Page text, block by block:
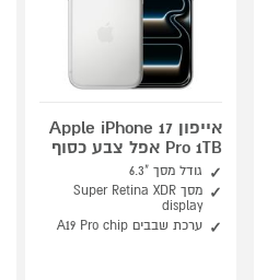
אייפון Apple iPhone 17
Pro 1TB אפל צבע כסוף
גודל מסך "6.3
מסך Super Retina XDR
display
ערכת שבבים A19 Pro chip